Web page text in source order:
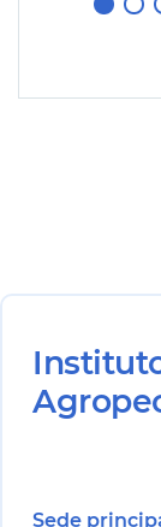
Sede